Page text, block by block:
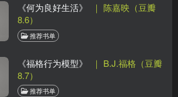
《何为良好生活》
｜ 陈嘉映（豆瓣
8.6）
推荐书单
《福格行为模型》
｜ B.J.福格（豆瓣
8.7）
推荐书单